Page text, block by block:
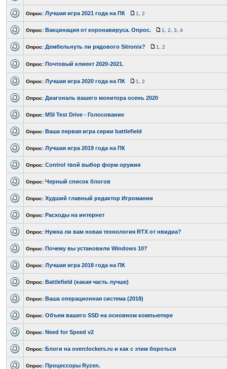
Опрос: Лучшая игра 2021 года на ПК 1 2
Опрос: Вакцинация от коронавируса. Опрос. 1 2 3 4
Опрос: Дембельнуть ли рядового Sitronix? 1 2
Опрос: Почтовый клиент 2020-2021.
Опрос: Лучшая игра 2020 года на ПК 1 2
Опрос: Диагональ вашего монитора осень 2020
Опрос: MSI Test Drive - Голосование
Опрос: Ваша первая игра серии battlefield
Опрос: Лучшая игра 2019 года на ПК
Опрос: Control твой выбор форм оружия
Опрос: Черный список блогов
Опрос: Худший главный редактор Игромании
Опрос: Расходы на интернет
Опрос: Нужна ли вам новая технология RTX от нвидиа?
Опрос: Почему вы установили Windows 10?
Опрос: Лучшая игра 2018 года на ПК
Опрос: Battlefield (какая часть лучше)
Опрос: Ваша операционная система (2018)
Опрос: Объем вашего SSD на основном компьютере
Опрос: Need for Speed v2
Опрос: Блоги на overclockers.ru и как с этим бороться
Опрос: Процессоры Ryzen.